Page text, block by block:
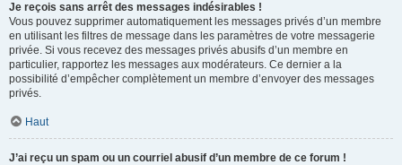
Je reçois sans arrêt des messages indésirables !
Vous pouvez supprimer automatiquement les messages privés d’un membre
en utilisant les filtres de message dans les paramètres de votre messagerie
privée. Si vous recevez des messages privés abusifs d’un membre en
particulier, rapportez les messages aux modérateurs. Ce dernier a la
possibilité d’empêcher complètement un membre d’envoyer des messages
privés.
Haut
J’ai reçu un spam ou un courriel abusif d’un membre de ce forum !